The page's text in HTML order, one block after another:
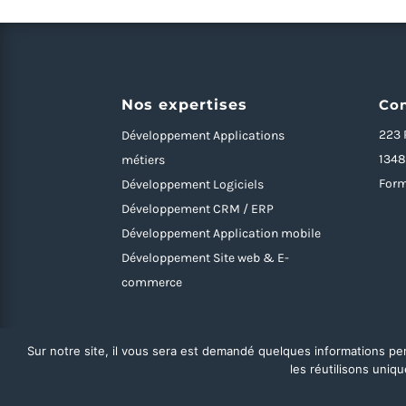
Nos expertises
Développement Applications
métiers
Développement Logiciels
Développement CRM / ERP
Développement Application mobile
Développement Site web & E-
commerce
223
2018 – 2024
Sur notre site, il vous sera est demandé quelques informations
les réutilisons